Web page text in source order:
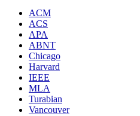
ACM
ACS
APA
ABNT
Chicago
Harvard
IEEE
MLA
Turabian
Vancouver